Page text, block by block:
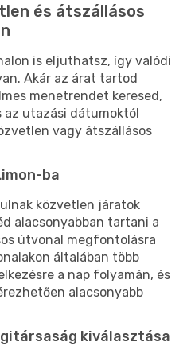
és átszállásos
is eljuthatsz, így valódi
Akár az árat tartod
menetrendet keresed,
az utazási dátumoktól
vagy átszállásos
ba
közvetlen járatok
alacsonyabban tartani a
útvonal megfontolásra
általában több
a nap folyamán, és
alacsonyabb
kiválasztása